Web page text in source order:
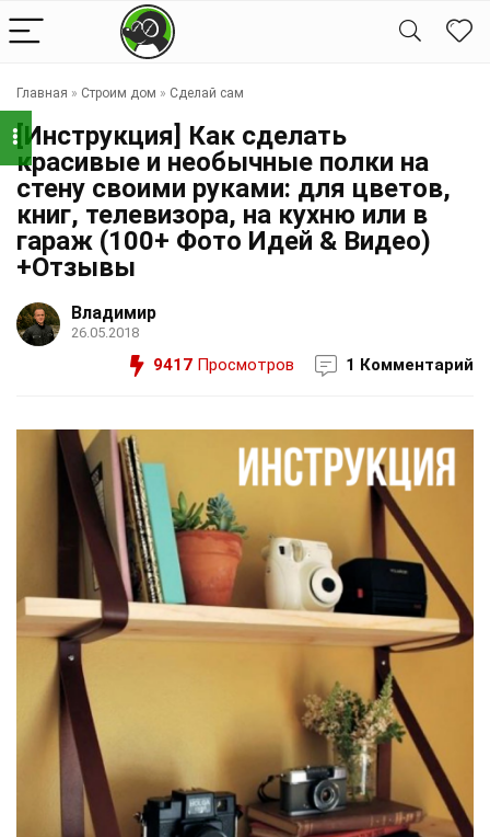
Главная » Строим дом » Сделай сам
[Инструкция] Как сделать
красивые и необычные полки на
стену своими руками: для цветов,
книг, телевизора, на кухню или в
гараж (100+ Фото Идей & Видео)
+Отзывы
Владимир
26.05.2018
9417 Просмотров 1 Комментарий